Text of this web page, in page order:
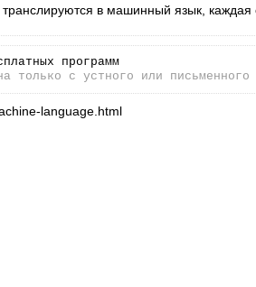
в машинный язык, каждая
программ
только с устного или
language.html